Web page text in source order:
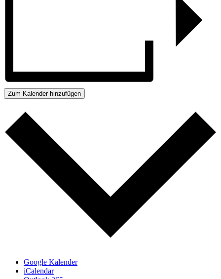
Zum Kalender hinzufügen
Google Kalender
iCalendar